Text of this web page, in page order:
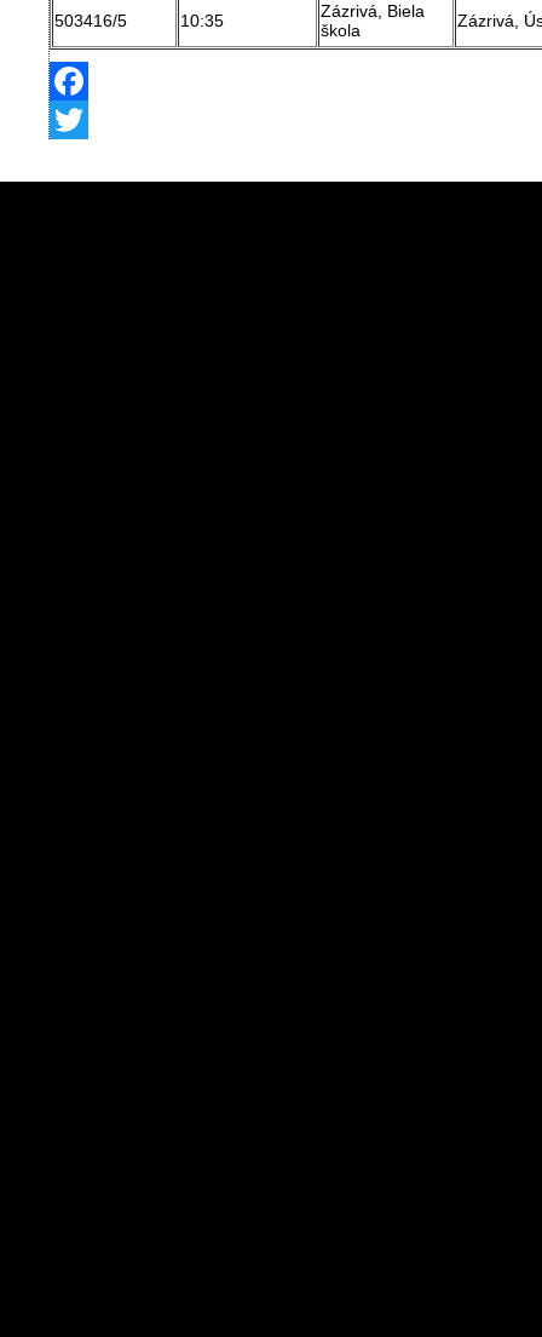
503416/5 10:35
Zázrivá, Biela
škola
Zázrivá,
Facebook